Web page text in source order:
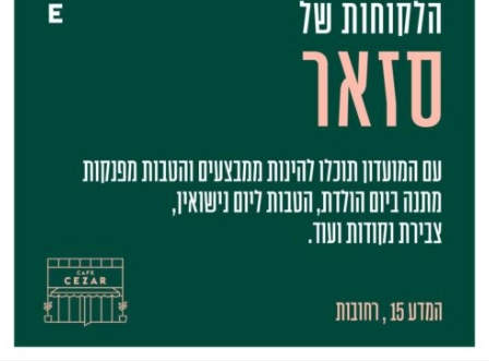
התאמה אישית –
שהמסעדה יכולה לענות על צרכים
מיוחדים, כמו רגישויות/ אלרגיות, מנות
צמחוניות/טבעוניות, הזמנה מיוחדת ליום
הנישואין וכדומה.
שאתם מקבלים. זכרו – מסעדה עם
שירות מעולה תוכל להפוך את החגיגה
לחוויה בלתי נשכחת.
הזמנה מוקדמת –
מראש, שכן מסעדות פופולריות עשויות
להיות מלאות, במיוחד בתקופות עמוסות
או בימי חג.